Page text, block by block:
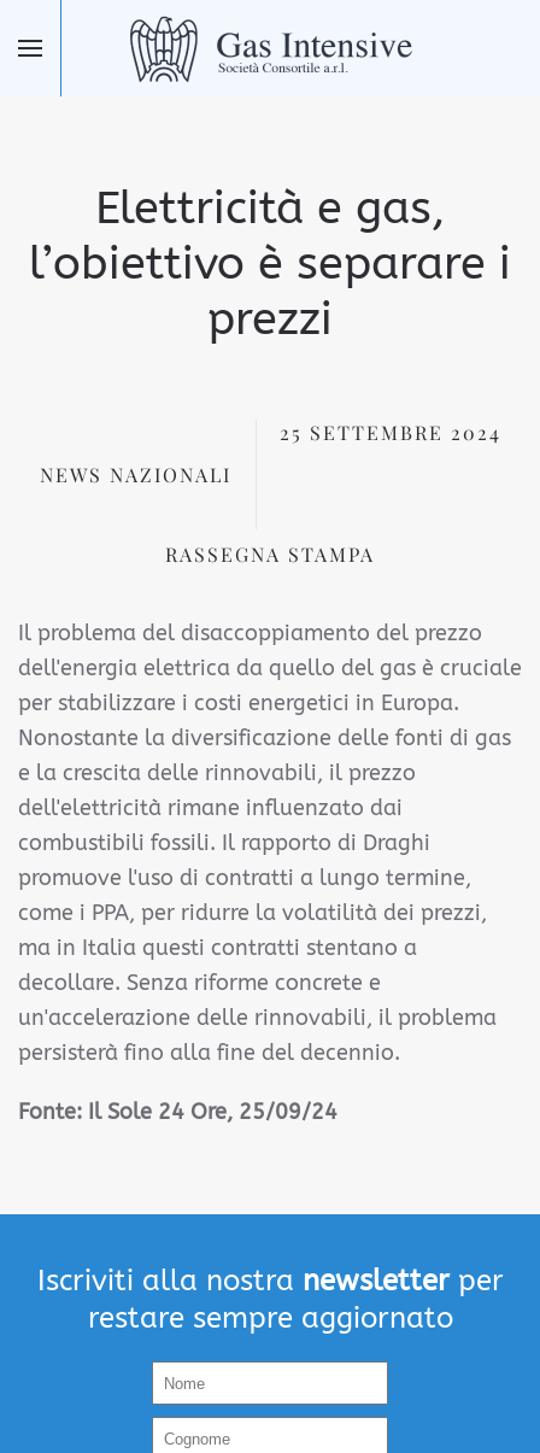
Skip to main content
Elettricità e gas,
l’obiettivo è separare i
prezzi
NEWS NAZIONALI
25 SETTEMBRE 2024
RASSEGNA STAMPA
Il problema del disaccoppiamento del prezzo
dell'energia elettrica da quello del gas è cruciale
per stabilizzare i costi energetici in Europa.
Nonostante la diversificazione delle fonti di gas
e la crescita delle rinnovabili, il prezzo
dell'elettricità rimane influenzato dai
combustibili fossili. Il rapporto di Draghi
promuove l'uso di contratti a lungo termine,
come i PPA, per ridurre la volatilità dei prezzi,
ma in Italia questi contratti stentano a
decollare. Senza riforme concrete e
un'accelerazione delle rinnovabili, il problema
persisterà fino alla fine del decennio.
Fonte: Il Sole 24 Ore, 25/09/24
Iscriviti alla nostra newsletterper
restare sempre aggiornato